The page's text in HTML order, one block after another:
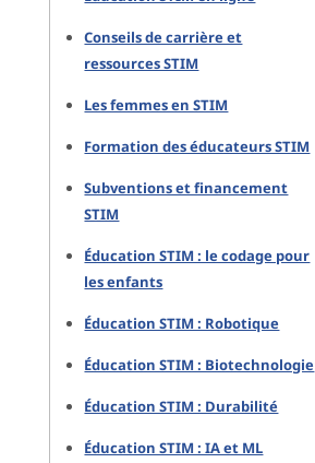
Conseils de carrière et
ressources STIM
Les femmes en STIM
Formation des éducateurs STIM
Subventions et financement
STIM
Éducation STIM : le codage pour
les enfants
Éducation STIM : Robotique
Éducation STIM : Biotechnologie
Éducation STIM : Durabilité
Éducation STIM : IA et ML